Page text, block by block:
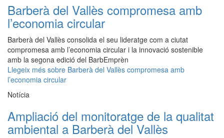
Barberà del Vallès compromesa amb
l’economia circular
Barberà del Vallès consolida el seu lideratge com a ciutat
compromesa amb l’economia circular i la innovació sostenible
amb la segona edició del BarbEmprèn
Llegeix més sobre Barberà del Vallès compromesa amb
l’economia circular
Notícia
Ampliació del monitoratge de la qualitat
ambiental a Barberà del Vallès